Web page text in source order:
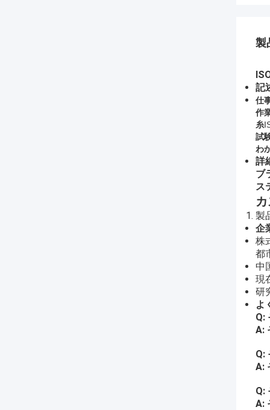
製
記
仕
作
糸
試
わ
詳
ブ
ス
製
企
株
都
中
現
研
よ
Q:
A:
Q:
A:
Q:
A: